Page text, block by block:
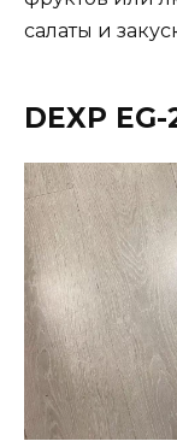
салаты и
DEXP